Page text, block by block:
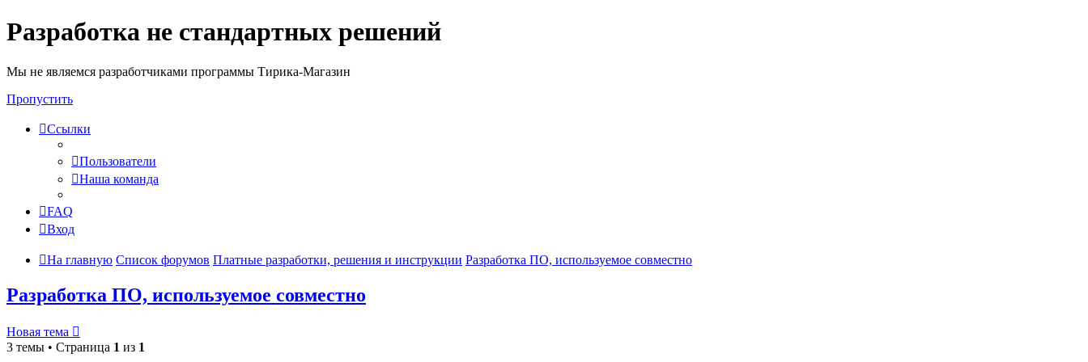
Разработка не стандартных решений
Мы не являемся разработчиками программы Тирика-Магазин
Пропустить
Ссылки
Пользователи
Наша команда
FAQ
Вход
На главную Список форумов Платные разработки, решения и инструкции Разработка ПО, используемое совместно
Разработка ПО, используемое совместно
Новая тема
3 темы • Страница 1 из 1